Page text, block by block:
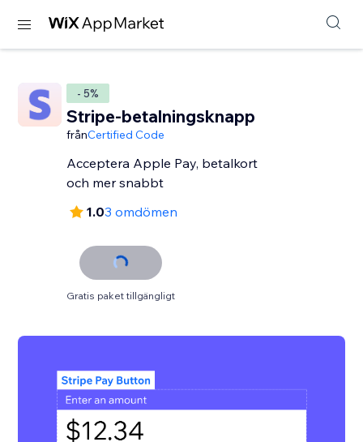
- 5%
Stripe-betalningsknapp
frånCertified Code
Acceptera Apple Pay, betalkort
och mer snabbt
1.03 omdömen
Gratis paket tillgängligt